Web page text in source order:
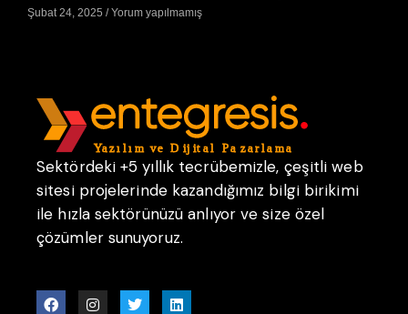
Şubat 24, 2025 Yorum yapılmamış
Sektördeki +5 yıllık tecrübemizle, çeşitli web
sitesi projelerinde kazandığımız bilgi birikimi
ile hızla sektörünüzü anlıyor ve size özel
çözümler sunuyoruz.